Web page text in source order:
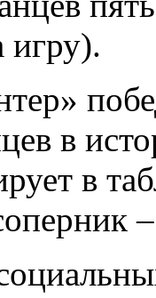
игру).
в
в
–